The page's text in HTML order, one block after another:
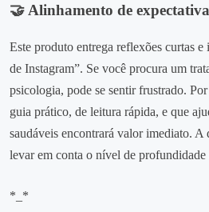
🤝 Alinhamento de
Este produto entrega reflexões curtas
de Instagram”. Se você procura um
psicologia, pode se sentir frustrado.
guia prático, de leitura rápida, e que
saudáveis encontrará valor imediato. A
levar em conta o nível de profundidade
*_*